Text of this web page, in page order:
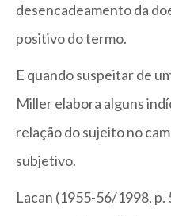
desencadeamento da
positivo do termo.
E quando suspeitar de
Miller elabora alguns
relação do sujeito no
subjetivo.
Lacan (1955-56/1998, p.